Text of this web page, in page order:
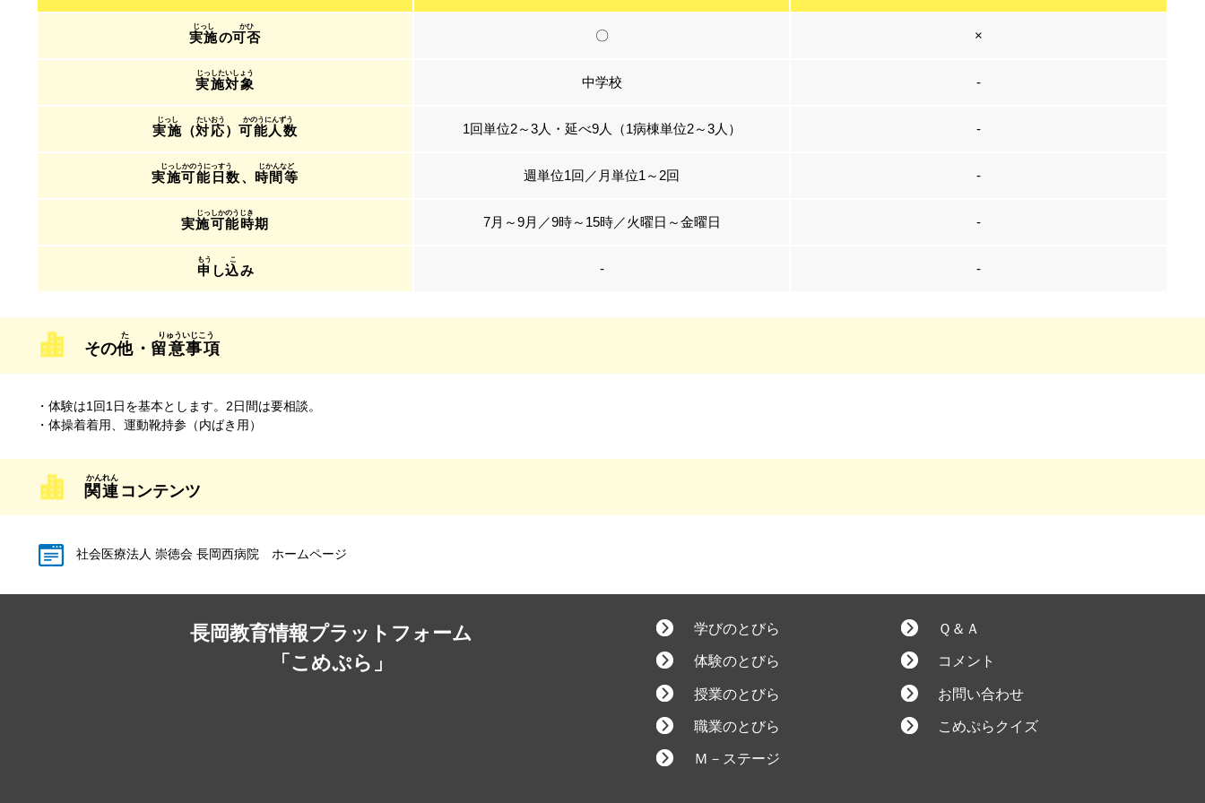
実施の可否 〇 ×
実施対象 中学校 -
実施 （対応）可能人数 1回単位2～3人・延べ9人（1病棟単位2～3人） -
実施可能日数、 時間等 週単位1回／月単位1～2回 -
実施可能時期 7月～9月／9時～15時／火曜日～金曜日 -
申 し込み - -
その他 ・ 留意事項
・体験は1回1日を基本とします。2日間は要相談。
・体操着着用、運動靴持参（内ばき用）
関連 コンテンツ
社会医療法人 崇徳会 長岡西病院 ホームページ
長岡教育情報プラットフォーム
「こめぷら」
学びのとびら
体験のとびら
授業のとびら
職業のとびら
Ｍ－ステージ
Ｑ＆Ａ
コメント
お問い合わせ
こめぷらクイズ